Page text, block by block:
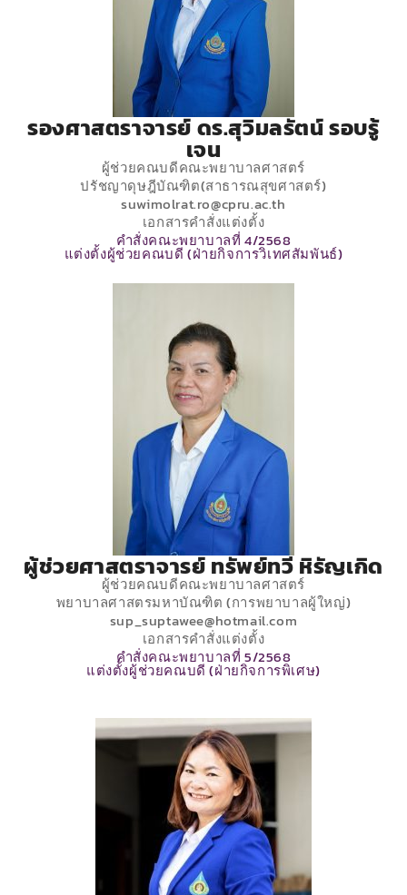
รองศาสตราจารย์ ดร.สุวิมลรัตน์ รอบรู้
เจน
ผู้ช่วยคณบดีคณะพยาบาลศาสตร์
ปรัชญาดุษฎีบัณฑิต(สาธารณสุขศาสตร์)
suwimolrat.ro@cpru.ac.th
เอกสารคำสั่งแต่งตั้ง
คำสั่งคณะพยาบาลที่ 4/2568
แต่งตั้งผู้ช่วยคณบดี (ฝ่ายกิจการวิเทศสัมพันธ์)
ผู้ช่วยศาสตราจารย์ ทรัพย์ทวี หิรัญเกิด
ผู้ช่วยคณบดีคณะพยาบาลศาสตร์
พยาบาลศาสตรมหาบัณฑิต (การพยาบาลผู้ใหญ่)
sup_suptawee@hotmail.com
เอกสารคำสั่งแต่งตั้ง
คำสั่งคณะพยาบาลที่ 5/2568
แต่งตั้งผู้ช่วยคณบดี (ฝ่ายกิจการพิเศษ)